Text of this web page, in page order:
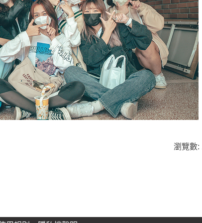
瀏覽數: